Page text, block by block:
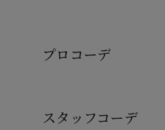
プロコーデ
スタッフコーデ